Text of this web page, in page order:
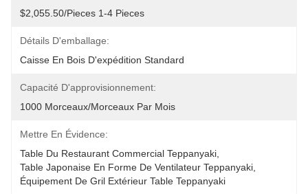
$2,055.50/pieces 1-4 Pieces
Détails D'emballage:
Caisse En Bois D'expédition Standard
Capacité D'approvisionnement:
1000 Morceaux/morceaux Par Mois
Mettre En Évidence:
Table Du Restaurant Commercial Teppanyaki
Table Japonaise En Forme De Ventilateur Teppanyaki
Équipement De Gril Extérieur Table Teppanyaki